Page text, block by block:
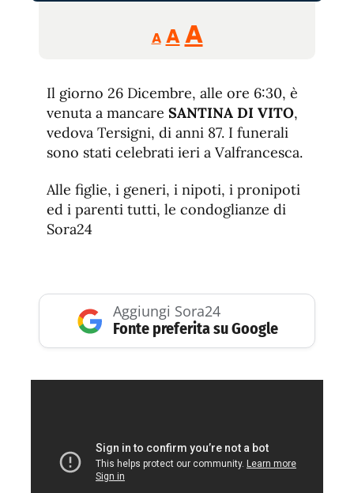
A
Reducir
tamaño
A Restablecer
fuente
AAumentar
de
fuente.
Il giorno 26 Dicembre, alle ore 6:30, è
venuta a mancare SANTINA DI VITO,
vedova Tersigni, di anni 87. I funerali
sono stati celebrati ieri a Valfrancesca.
Alle figlie, i generi, i nipoti, i pronipoti
ed i parenti tutti, le condoglianze di
Sora24
Aggiungi Sora24
Fonte preferita su Google